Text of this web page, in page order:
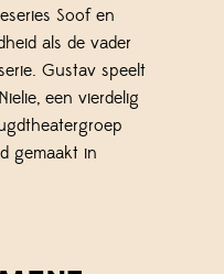
Soof en
als de vader
Gustav speelt
een vierdelig
gemaakt in